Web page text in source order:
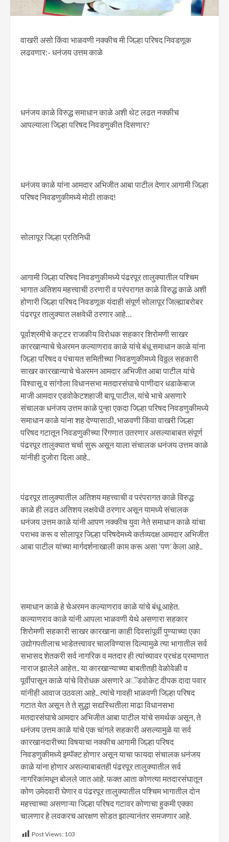
वाखरी असो किंवा भाळवणी नक्कीच मी जिल्हा परिषद निवडणूक
लढवणार:- धनंजय उत्तम काळे
धनंजय काळे विरुद्ध समाधान काळे अशी थेट लढत नक्कीच
आपल्याला जिल्हा परिषद निवडणुकीत दिसणार?
धनंजय काळे यांना आमदार अभिजीत आबा पाटील देणार आगामी जिल्हा
परिषद निवडणुकीमध्ये मोठी ताकद!
सोलापूर जिल्हा प्रतिनिधी
आगामी जिल्हा परिषद निवडणुकीमध्ये पंढरपूर तालुक्यातील पश्चिम
भागात अतिशय महत्त्वाची ठरणारी व परंपरागत काळे विरुद्ध काळे अशी
होणारी जिल्हा परिषद निवडणूक यंदाही संपूर्ण सोलापूर जिल्ह्याबरोबर
पंढरपूर तालुक्यात लक्षवेधी ठरणार आहे…
पूर्वाश्रमीचे कट्टर राजकीय विरोधक सहकार शिरोमणी साखर
कारखान्याचे चेअरमन कल्याणराव काळे यांचे बंधू समाधान काळे यांना
जिल्हा परिषद व पंचायत समितीच्या निवडणुकीमध्ये विठ्ठल सहकारी
साखर कारखान्याचे चेअरमन आमदार अभिजीत आबा पाटील यांचे
विश्वासू व सांगोला विधानसभा मतदारसंघाचे पाणीदार धडाकेबाज
माजी आमदार एडवोकेटशहाजी बापू पाटील, यांचे भाचे असणारे
संचालक धनंजय उत्तम काळे पुन्हा एकदा जिल्हा परिषद निवडणुकीमध्ये
समाधान काळे यांना शह देण्यासाठी, भाळवणी किंवा वाखरी जिल्हा
परिषद गटातून निवडणुकीच्या रिंगणात उतरणार असल्याबाबत संपूर्ण
पंढरपूर तालुक्यात चर्चा सुरू असून याला संचालक धनंजय उत्तम काळे
यांनीही दुजोरा दिला आहे..
पंढरपूर तालुक्यातील अतिशय महत्त्वाची व परंपरागत काळे विरुद्ध
काळे ही लढत अतिशय लक्षवेधी ठरणार असून यामध्ये संचालक
धनंजय उत्तम काळे यांनी आपण नक्कीच युवा नेते समाधान काळे यांचा
पराभव करू व सोलापूर जिल्हा परिषदेमध्ये कर्तव्यदक्ष आमदार अभिजीत
आबा पाटील यांच्या मार्गदर्शनाखाली काम करू असा ‘पण’ केला आहे..
समाधान काळे हे चेअरमन कल्याणराव काळे यांचे बंधू आहेत.
कल्याणराव काळे यांनी आपला भाळवणी येथे असणारा सहकार
शिरोमणी सहकारी साखर कारखाना काही दिवसांपूर्वी पुण्याच्या एका
उद्योगपतीलाच भाडेतत्त्वावर चालविण्यास दिल्यामुळे त्या भागातील सर्व
सभासद शेतकरी सर्व नागरिक व मतदार ही त्यांच्यावर प्रचंड प्रमाणात
नाराज झालेले आहेत.. या कारखान्याच्या बाबतीतही वेळोवेळी व
पूर्वीपासून काळे यांचे विरोधक असणारे अॅडवोकेट दीपक दादा पवार
यांनीही आवाज उठवला आहे.. त्यांचे गावही भाळवणी जिल्हा परिषद
गटात येत असून ते ते सुद्धा सद्यस्थितीला माढा विधानसभा
मतदारसंघाचे आमदार अभिजीत आबा पाटील यांचे समर्थक असून, ते
धनंजय उत्तम काळे यांचे एक चांगले सहकारी असल्यामुळे या सर्व
कारखानदारीच्या विषयाचा नक्कीच आगामी जिल्हा परिषद
निवडणुकीमध्ये इम्पॅक्ट होणार असून याचा फायदा संचालक धनंजय
काळे यांना होणार असल्याबाबतही पंढरपूर तालुक्यातील सर्व
नागरिकांमधून बोलले जात आहे. फक्त आता कोणत्या मतदारसंघातून
कोण उमेदवारी घेणार व पंढरपूर तालुक्यातील पश्चिम भागातील दोन
महत्त्वाच्या असणाऱ्या जिल्हा परिषद गटावर कोणाचा हुकमी एक्का
चालणार हे लवकरच आरक्षण सोडत झाल्यानंतर समजणार आहे.
Post Views: 103